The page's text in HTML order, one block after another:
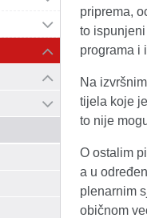
priprema,
to
programa i
Na
tijela koje
to nije
O ostalim
a u
plenarnim
običnom